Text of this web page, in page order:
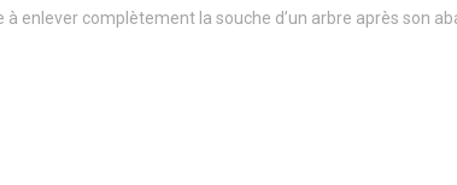
à enlever complètement la souche d’un arbre après son